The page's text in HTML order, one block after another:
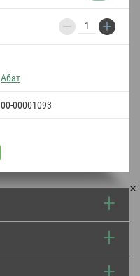
− +
Абат
00-00001093